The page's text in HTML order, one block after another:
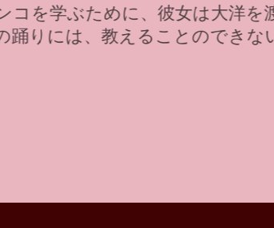
コを学ぶために、彼女は大洋を
踊りには、教えることのできな